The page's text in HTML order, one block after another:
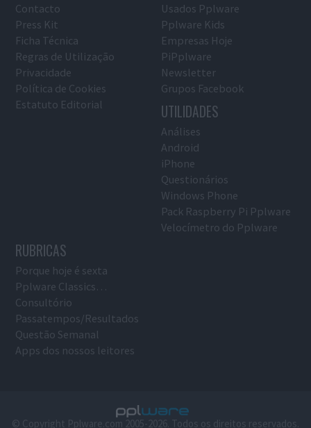
Contacto
Press Kit
Ficha Técnica
Regras de Utilização
Privacidade
Política de Cookies
Estatuto Editorial
Usados Pplware
Pplware Kids
Empresas Hoje
PiPplware
Newsletter
Grupos Facebook
UTILIDADES
Análises
Android
iPhone
Questionários
Windows Phone
Pack Raspberry Pi Pplware
Velocímetro do Pplware
RUBRICAS
Porque hoje é sexta
Pplware Classics…
Consultório
Passatempos/Resultados
Questão Semanal
Apps dos nossos leitores
© Copyright Pplware.com 2005-2026. Todos os direitos reservados.